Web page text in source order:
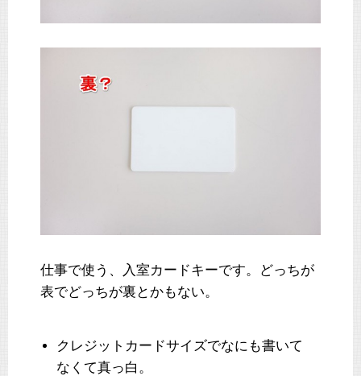
仕事で使う、入室カードキーです。どっちが
表でどっちが裏とかもない。
クレジットカードサイズでなにも書いて
なくて真っ白。